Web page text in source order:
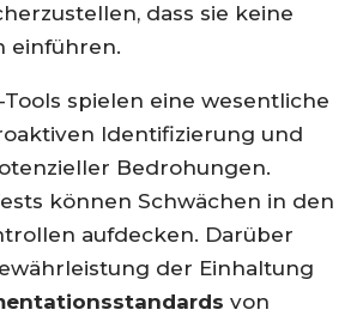
dass sie keine
einführen.
spielen eine wesentliche
Identifizierung und
Bedrohungen.
können Schwächen in den
aufdecken. Darüber
der Einhaltung
von